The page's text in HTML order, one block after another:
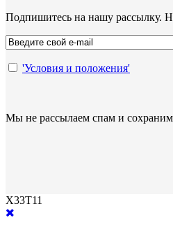
Подпишитесь на нашу рассылку.
'Условия и положения'
Мы не рассылаем спам и сохраним
X33T11